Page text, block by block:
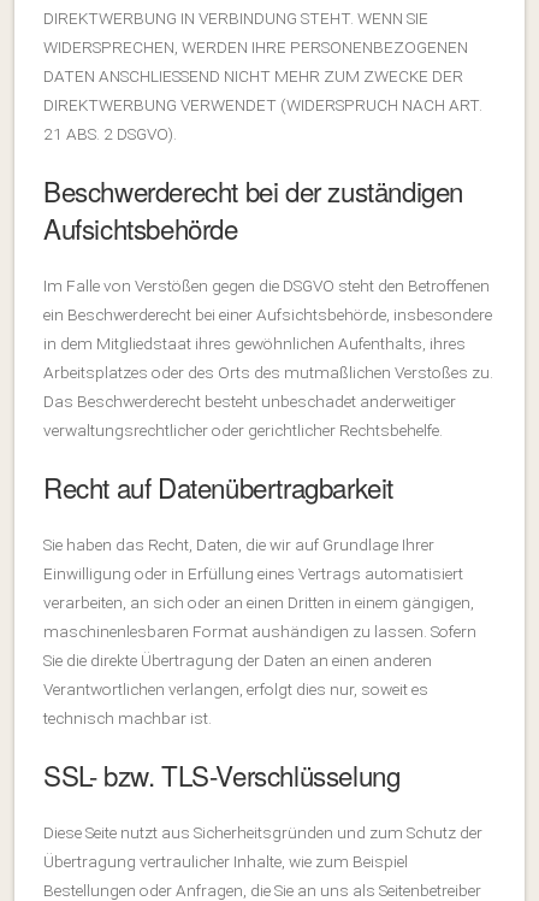
DIREKTWERBUNG IN VERBINDUNG STEHT. WENN SIE
WIDERSPRECHEN, WERDEN IHRE PERSONENBEZOGENEN
DATEN ANSCHLIESSEND NICHT MEHR ZUM ZWECKE DER
DIREKTWERBUNG VERWENDET (WIDERSPRUCH NACH ART.
21 ABS. 2 DSGVO).
Beschwerderecht bei der zuständigen
Aufsichtsbehörde
Im Falle von Verstößen gegen die DSGVO steht den Betroffenen
ein Beschwerderecht bei einer Aufsichtsbehörde, insbesondere
in dem Mitgliedstaat ihres gewöhnlichen Aufenthalts, ihres
Arbeitsplatzes oder des Orts des mutmaßlichen Verstoßes zu.
Das Beschwerderecht besteht unbeschadet anderweitiger
verwaltungsrechtlicher oder gerichtlicher Rechtsbehelfe.
Recht auf Datenübertragbarkeit
Sie haben das Recht, Daten, die wir auf Grundlage Ihrer
Einwilligung oder in Erfüllung eines Vertrags automatisiert
verarbeiten, an sich oder an einen Dritten in einem gängigen,
maschinenlesbaren Format aushändigen zu lassen. Sofern
Sie die direkte Übertragung der Daten an einen anderen
Verantwortlichen verlangen, erfolgt dies nur, soweit es
technisch machbar ist.
SSL- bzw. TLS-Verschlüsselung
Diese Seite nutzt aus Sicherheitsgründen und zum Schutz der
Übertragung vertraulicher Inhalte, wie zum Beispiel
Bestellungen oder Anfragen, die Sie an uns als Seitenbetreiber